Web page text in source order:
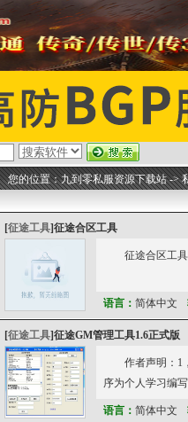
您的位置：九到零私服资源下载站->
[征途工具]征途合区工具
征途合区工具
语言： 简体中文
[征途工具]征途GM管理工具1.6正式版
作者声明：1
序为个人学习编
语言： 简体中文